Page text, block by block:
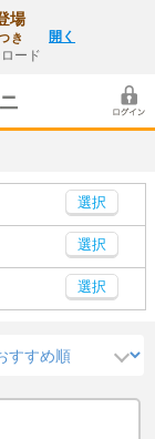
場
き
ード
開く
選択
選択